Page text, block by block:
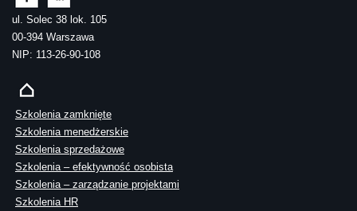
ul. Solec 38 lok. 105
00-394 Warszawa
NIP: 113-26-90-108
Szkolenia zamknięte
Szkolenia menedżerskie
Szkolenia sprzedażowe
Szkolenia – efektywność osobista
Szkolenia – zarządzanie projektami
Szkolenia HR